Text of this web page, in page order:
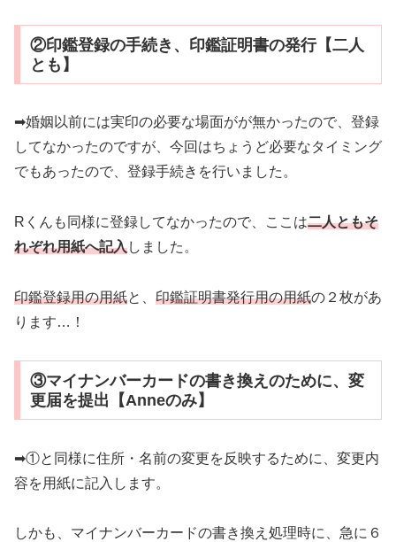
②印鑑登録の手続き、印鑑証明書の発行【二人
とも】
➡婚姻以前には実印の必要な場面がが無かったので、登録
してなかったのですが、今回はちょうど必要なタイミング
でもあったので、登録手続きを行いました。
Rくんも同様に登録してなかったので、ここは二人ともそ
れぞれ用紙へ記入しました。
印鑑登録用の用紙と、 印鑑証明書発行用の用紙の２枚があ
ります…！
③マイナンバーカードの書き換えのために、変
更届を提出【Anneのみ】
➡①と同様に住所・名前の変更を反映するために、変更内
容を用紙に記入します。
しかも、マイナンバーカードの書き換え処理時に、急に６